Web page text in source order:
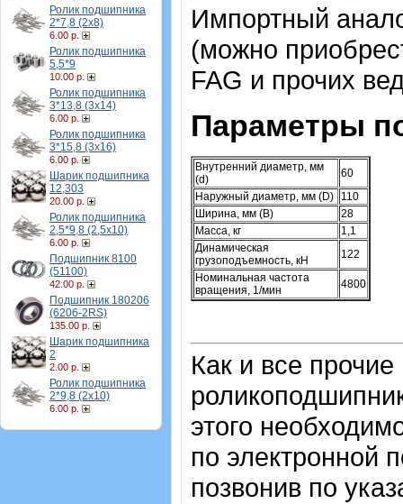
Ролик подшипника
2*7,8 (2х8)
6.00 р.
Ролик подшипника
5,5*9
10.00 р.
Ролик подшипника
3*13,8 (3х14)
6.00 р.
Ролик подшипника
3*15,8 (3х16)
6.00 р.
Шарик подшипника
12,303
20.00 р.
Ролик подшипника
2,5*9,8 (2,5х10)
6.00 р.
Подшипник 8100
(51100)
42.00 р.
Подшипник 180206
(6206-2RS)
135.00 р.
Шарик подшипника
2
2.00 р.
Ролик подшипника
2*9,8 (2х10)
6.00 р.
Импортный
(можно
FAG и прочих
Параметры
Внутренний диаметр, мм
(d)
60
Наружный диаметр, мм (D)
110
Ширина, мм (B)
28
Масса, кг
1,1
Динамическая
грузоподъемность, кН
122
Номинальная частота
вращения, 1/мин
4800
Как и все
этого
по электронной
позвонив по